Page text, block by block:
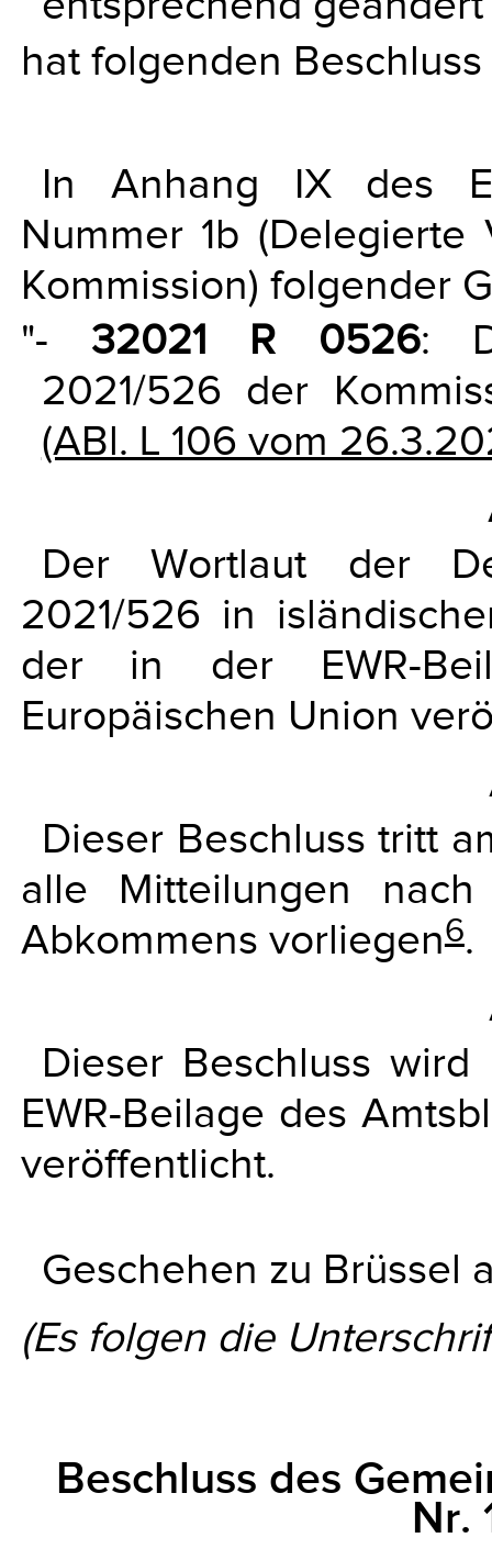
hat folgenden
In Anhang IX des
Nummer 1b
Kommission) folgender
"- 32021 R 0526:
2021/526 der
(ABl. L 106 vom
Der Wortlaut der
2021/526 in
der in der EWR-
Europäischen Union
Dieser Beschluss tritt
alle Mitteilungen
Abkommens vorliegen6.
Dieser Beschluss
EWR-Beilage des
veröffentlicht.
Geschehen zu Brüssel
(Es folgen die
Beschluss des
Nr.